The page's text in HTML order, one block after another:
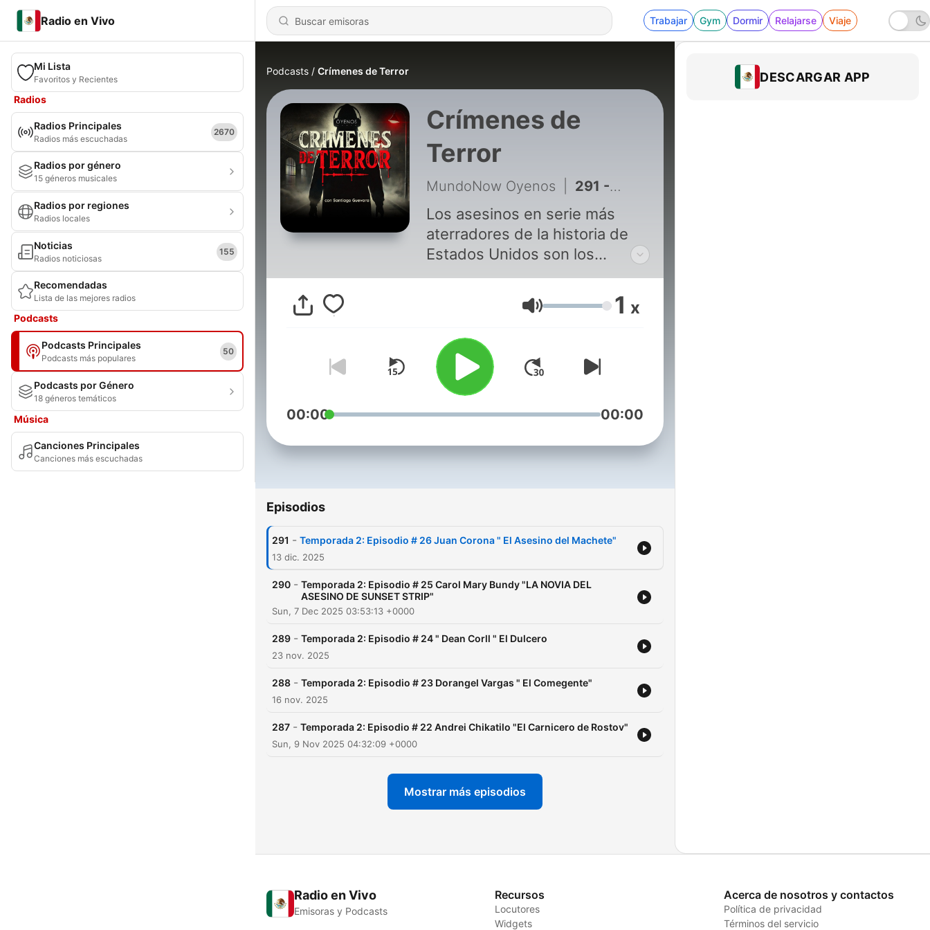
Radio en Vivo Trabajar Gym Dormir Relajarse Viaje
Mi Lista
Favoritos y Recientes
Radios
Radios Principales
Radios más escuchadas
2670
Radios por género
15 géneros musicales
Radios por regiones
Radios locales
Noticias
Radios noticiosas
155
Recomendadas
Lista de las mejores radios
Podcasts
Podcasts Principales
Podcasts más populares
50
Podcasts por Género
18 géneros temáticos
Música
Canciones Principales
Canciones más escuchadas
Podcasts Crímenes de Terror
Crímenes de
Terror
MundoNow Oyenos 291 - Temporada 2: Episodio # 26 Juan Corona " El Asesino del Machete"
Los asesinos en serie más
aterradores de la historia de
Estados Unidos son los
protagonistas de Crímenes de
Terror. En este podcast
conocerás las historias de
Jeffrey Dahmer, John Wayne
Gacy, Charles Manson, Richard
Ramírez, Fred y Rosemary
West, Ted Bundy y muchos
otros criminales cuya maldad
película… pero fue real. Nos
sus mentes retorcidas, y sus
crímenes sanguinarios que
este podcast explora el lado
humana. ¿Será que la realidad
ficción?Crímenes de Terror se
adentrará a las vidas de estos
conocer cómo fue su infancia,
motivaciones para adentrarse
al mundo del hampa y
explicaremos por qué
sanguinarios y dignos de una
la realidad ya superó por
mucho a la ficción?
Volumen 1 x
00:00 00:00
Episodios
291 - Temporada 2: Episodio # 26 Juan Corona " El Asesino del Machete"
13 dic. 2025
290 - Temporada 2: Episodio # 25 Carol Mary Bundy "LA NOVIA DEL
ASESINO DE SUNSET STRIP"
Sun, 7 Dec 2025 03:53:13 +0000
289 - Temporada 2: Episodio # 24 " Dean Corll " El Dulcero
23 nov. 2025
288 - Temporada 2: Episodio # 23 Dorangel Vargas " El Comegente"
16 nov. 2025
287 - Temporada 2: Episodio # 22 Andrei Chikatilo "El Carnicero de Rostov"
Sun, 9 Nov 2025 04:32:09 +0000
Mostrar más episodios
DESCARGAR APP
Radio en Vivo
Emisoras y Podcasts
Recursos
Locutores
Widgets
Acerca de nosotros y contactos
Política de privacidad
Términos del servicio